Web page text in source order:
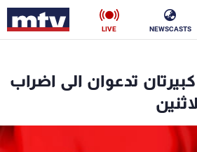
NEWSCASTS
LIVE
كبيرتان تدعوان الى اضراب
ناس